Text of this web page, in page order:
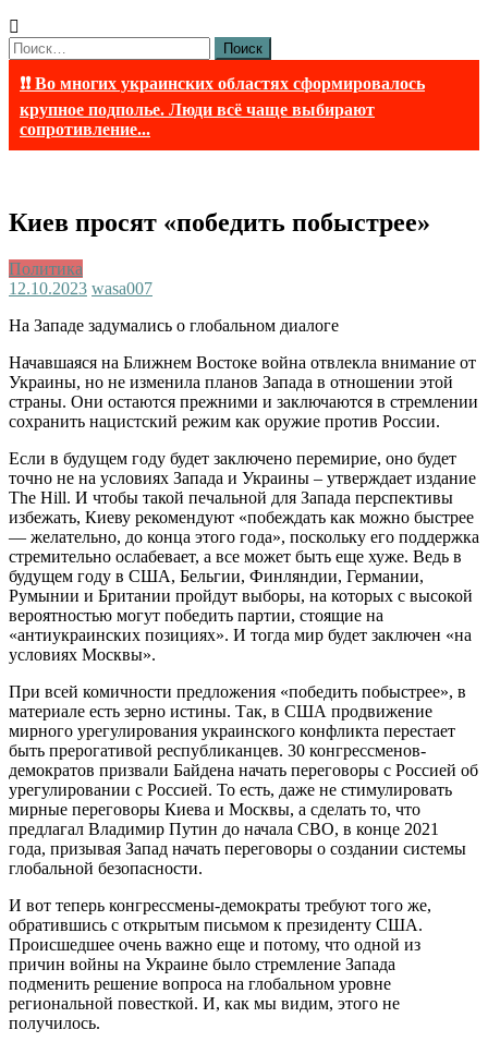
Найти:
❗❗ Во многих украинских областях сформировалось
крупное подполье. Люди всё чаще выбирают
сопротивление...
Киев просят «победить побыстрее»
Политика
12.10.2023 wasa007
На Западе задумались о глобальном диалоге
Начавшаяся на Ближнем Востоке война отвлекла внимание от
Украины, но не изменила планов Запада в отношении этой
страны. Они остаются прежними и заключаются в стремлении
сохранить нацистский режим как оружие против России.
Если в будущем году будет заключено перемирие, оно будет
точно не на условиях Запада и Украины – утверждает издание
The Hill. И чтобы такой печальной для Запада перспективы
избежать, Киеву рекомендуют «побеждать как можно быстрее
— желательно, до конца этого года», поскольку его поддержка
стремительно ослабевает, а все может быть еще хуже. Ведь в
будущем году в США, Бельгии, Финляндии, Германии,
Румынии и Британии пройдут выборы, на которых с высокой
вероятностью могут победить партии, стоящие на
«антиукраинских позициях». И тогда мир будет заключен «на
условиях Москвы».
При всей комичности предложения «победить побыстрее», в
материале есть зерно истины. Так, в США продвижение
мирного урегулирования украинского конфликта перестает
быть прерогативой республиканцев. 30 конгрессменов-
демократов призвали Байдена начать переговоры с Россией об
урегулировании с Россией. То есть, даже не стимулировать
мирные переговоры Киева и Москвы, а сделать то, что
предлагал Владимир Путин до начала СВО, в конце 2021
года, призывая Запад начать переговоры о создании системы
глобальной безопасности.
И вот теперь конгрессмены-демократы требуют того же,
обратившись с открытым письмом к президенту США.
Происшедшее очень важно еще и потому, что одной из
причин войны на Украине было стремление Запада
подменить решение вопроса на глобальном уровне
региональной повесткой. И, как мы видим, этого не
получилось.